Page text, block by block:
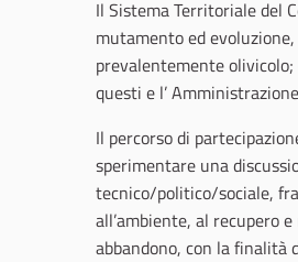
Il Sistema Territoriale del
mutamento ed
prevalentemente
questi e l’
Il percorso di
sperimentare una
tecnico/politico/sociale,
all’ambiente, al recupero
abbandono, con la